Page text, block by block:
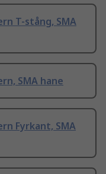
T-stång, SMA
SMA hane
Fyrkant, SMA